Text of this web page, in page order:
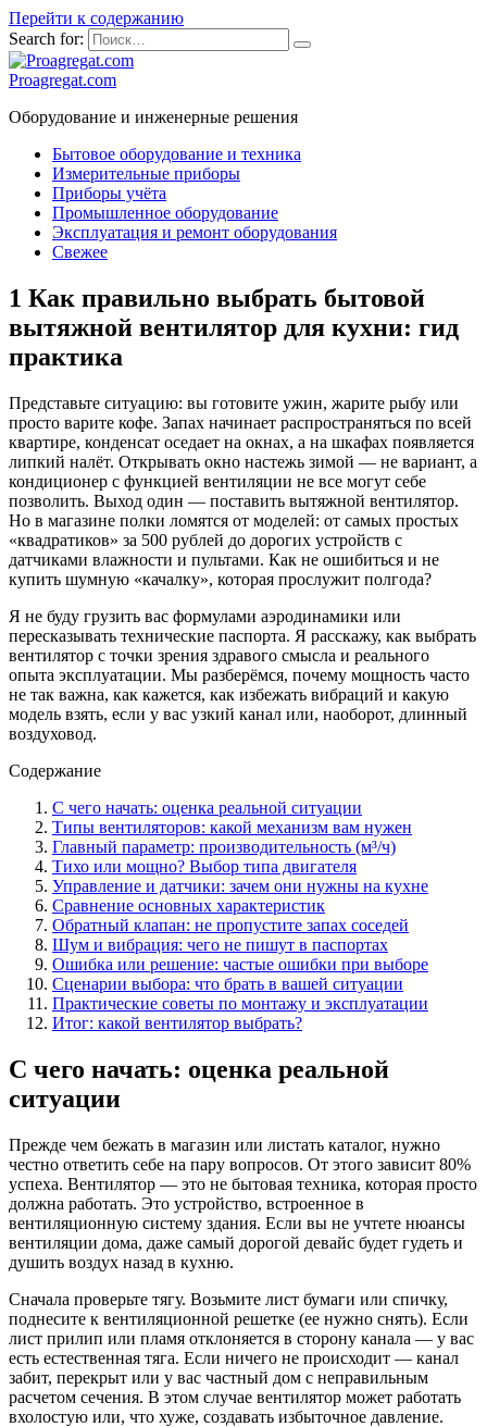
Перейти к содержанию
Search for:
Proagregat.com
Оборудование и инженерные решения
Бытовое оборудование и техника
Измерительные приборы
Приборы учёта
Промышленное оборудование
Эксплуатация и ремонт оборудования
Свежее
1 Как правильно выбрать бытовой
вытяжной вентилятор для кухни: гид
практика
Представьте ситуацию: вы готовите ужин, жарите рыбу или
просто варите кофе. Запах начинает распространяться по всей
квартире, конденсат оседает на окнах, а на шкафах появляется
липкий налёт. Открывать окно настежь зимой — не вариант, а
кондиционер с функцией вентиляции не все могут себе
позволить. Выход один — поставить вытяжной вентилятор.
Но в магазине полки ломятся от моделей: от самых простых
«квадратиков» за 500 рублей до дорогих устройств с
датчиками влажности и пультами. Как не ошибиться и не
купить шумную «качалку», которая прослужит полгода?
Я не буду грузить вас формулами аэродинамики или
пересказывать технические паспорта. Я расскажу, как выбрать
вентилятор с точки зрения здравого смысла и реального
опыта эксплуатации. Мы разберёмся, почему мощность часто
не так важна, как кажется, как избежать вибраций и какую
модель взять, если у вас узкий канал или, наоборот, длинный
воздуховод.
Содержание
С чего начать: оценка реальной ситуации
Типы вентиляторов: какой механизм вам нужен
Главный параметр: производительность (м³/ч)
Тихо или мощно? Выбор типа двигателя
Управление и датчики: зачем они нужны на кухне
Сравнение основных характеристик
Обратный клапан: не пропустите запах соседей
Шум и вибрация: чего не пишут в паспортах
Ошибка или решение: частые ошибки при выборе
Сценарии выбора: что брать в вашей ситуации
Практические советы по монтажу и эксплуатации
Итог: какой вентилятор выбрать?
С чего начать: оценка реальной
ситуации
Прежде чем бежать в магазин или листать каталог, нужно
честно ответить себе на пару вопросов. От этого зависит 80%
успеха. Вентилятор — это не бытовая техника, которая просто
должна работать. Это устройство, встроенное в
вентиляционную систему здания. Если вы не учтете нюансы
вентиляции дома, даже самый дорогой девайс будет гудеть и
душить воздух назад в кухню.
Сначала проверьте тягу. Возьмите лист бумаги или спичку,
поднесите к вентиляционной решетке (ее нужно снять). Если
лист прилип или пламя отклоняется в сторону канала — у вас
есть естественная тяга. Если ничего не происходит — канал
забит, перекрыт или у вас частный дом с неправильным
расчетом сечения. В этом случае вентилятор может работать
вхолостую или, что хуже, создавать избыточное давление.